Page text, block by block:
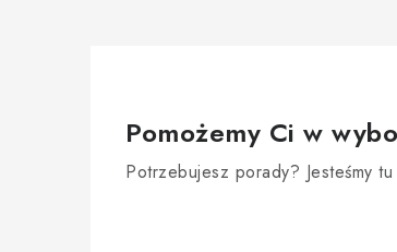
Pomożemy Ci w
Potrzebujesz porady? Jesteśmy